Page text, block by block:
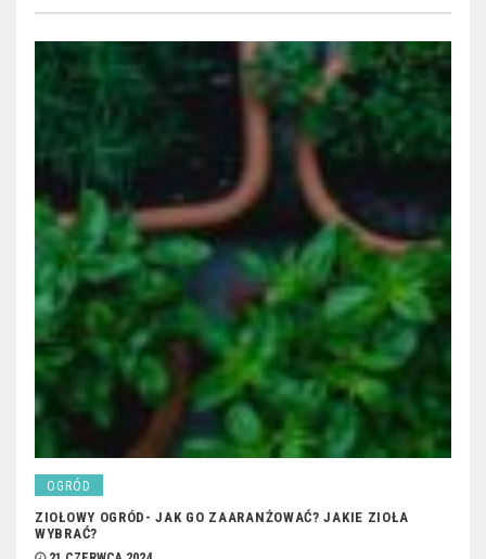
OGRÓD
ZIOŁOWY OGRÓD- JAK GO ZAARANŻOWAĆ? JAKIE ZIOŁA
WYBRAĆ?